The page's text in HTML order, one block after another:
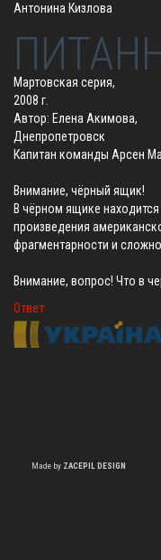
Антонина Кизлова
Мартовская серия,
2008 г.
Автор: Елена Акимова,
Днепропетровск
Капитан команды Арсен
Внимание, чёрный ящик!
В чёрном ящике
произведения
фрагментарности и
Внимание, вопрос! Что в
Ответ
Made by ZACEPIL DESIGN